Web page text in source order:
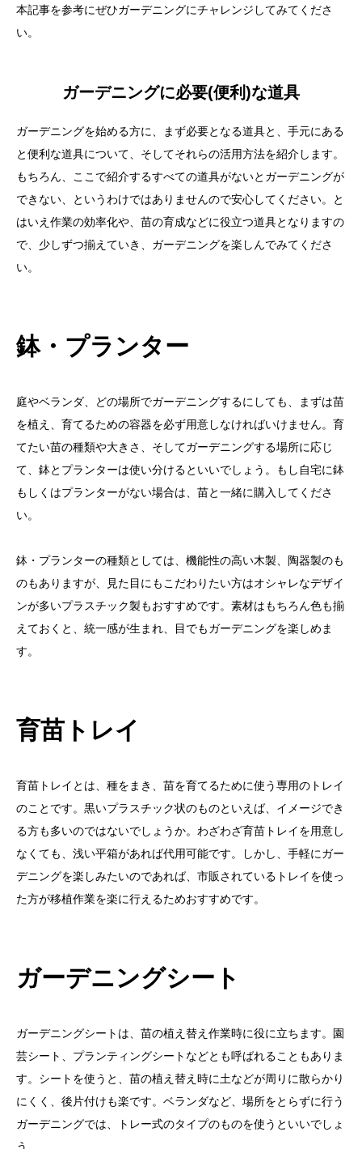
本記事を参考にぜひガーデニングにチャレンジしてみてくださ
い。
ガーデニングに必要(便利)な道具
ガーデニングを始める方に、まず必要となる道具と、手元にある
と便利な道具について、そしてそれらの活用方法を紹介します。
もちろん、ここで紹介するすべての道具がないとガーデニングが
できない、というわけではありませんので安心してください。と
はいえ作業の効率化や、苗の育成などに役立つ道具となりますの
で、少しずつ揃えていき、ガーデニングを楽しんでみてくださ
い。
鉢・プランター
庭やベランダ、どの場所でガーデニングするにしても、まずは苗
を植え、育てるための容器を必ず用意しなければいけません。育
てたい苗の種類や大きさ、そしてガーデニングする場所に応じ
て、鉢とプランターは使い分けるといいでしょう。もし自宅に鉢
もしくはプランターがない場合は、苗と一緒に購入してくださ
い。
鉢・プランターの種類としては、機能性の高い木製、陶器製のも
のもありますが、見た目にもこだわりたい方はオシャレなデザイ
ンが多いプラスチック製もおすすめです。素材はもちろん色も揃
えておくと、統一感が生まれ、目でもガーデニングを楽しめま
す。
育苗トレイ
育苗トレイとは、種をまき、苗を育てるために使う専用のトレイ
のことです。黒いプラスチック状のものといえば、イメージでき
る方も多いのではないでしょうか。わざわざ育苗トレイを用意し
なくても、浅い平箱があれば代用可能です。しかし、手軽にガー
デニングを楽しみたいのであれば、市販されているトレイを使っ
た方が移植作業を楽に行えるためおすすめです。
ガーデニングシート
ガーデニングシートは、苗の植え替え作業時に役に立ちます。園
芸シート、プランティングシートなどとも呼ばれることもありま
す。シートを使うと、苗の植え替え時に土などが周りに散らかり
にくく、後片付けも楽です。ベランダなど、場所をとらずに行う
ガーデニングでは、トレー式のタイプのものを使うといいでしょ